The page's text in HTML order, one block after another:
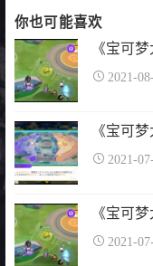
签
你也可能喜欢
《宝可
2021-
《宝可
2021-
《宝可
2021-